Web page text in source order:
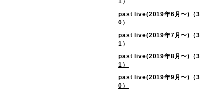
1）
past live(2019年6月〜)（3
0）
past live(2019年7月〜)（3
1）
past live(2019年8月〜)（3
1）
past live(2019年9月〜)（3
0）